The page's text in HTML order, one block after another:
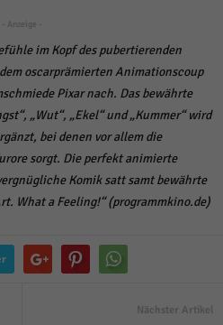
- Anzeige -
im Kopf des pubertierenden
oscarprämierten Animationscoup
Pixar nach. Das bewährte
„Wut“, „Ekel“ und „Kummer“ wird
bei denen vor allem die
sorgt. Die perfekt animierte
Komik satt samt bewährte
What a Feeling!“ (programmkino.de)
Nächster Artikel
Speichern und weiter
Zurück
Funktionen und sind für die
erforderlich.
anzeigen
anonym. Diese Informationen helfen